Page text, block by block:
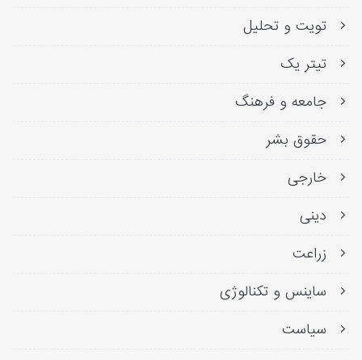
تویت و تحلیل
تیتر یک
جامعه و فرهنگ
حقوق بشر
خارجی
دینی
زراعت
ساینس و تکنالوژی
سیاست